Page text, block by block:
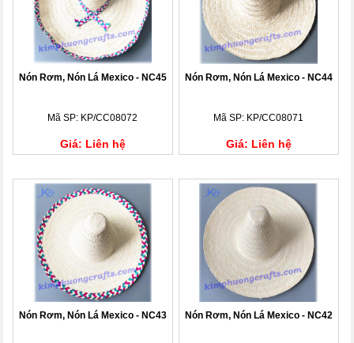
Nón Rơm, Nón Lá Mexico - NC45
Mã SP: KP/CC08072
Giá: Liên hệ
Nón Rơm, Nón Lá Mexico - NC44
Mã SP: KP/CC08071
Giá: Liên hệ
Nón Rơm, Nón Lá Mexico - NC43 Nón Rơm, Nón Lá Mexico - NC42